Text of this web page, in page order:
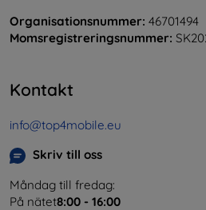
Organisationsnummer: 46701494
Momsregistreringsnummer:
Kontakt
info@top4mobile.eu
Skriv till oss
Måndag till fredag:
På nätet8:00 - 16:00